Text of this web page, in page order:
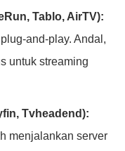
Tablo, AirTV):
and-play. Andal,
untuk streaming
Tvheadend):
menjalankan server